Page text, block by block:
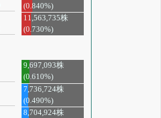
(0.840%)
11,563,735株
(0.730%)
9,697,093株
(0.610%)
7,736,724株
(0.490%)
8,704,924株